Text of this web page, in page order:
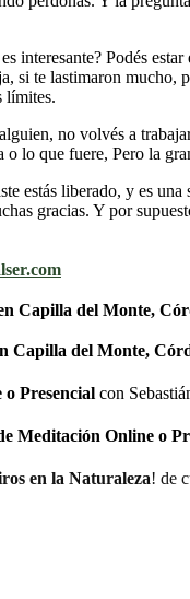
interesante? Podés
si te lastimaron
límites.
no volvés a
o lo que fuere, Pero la
estás liberado, y es
gracias. Y por
Capilla del Monte,
Capilla del Monte,
o Presencial con
Meditación Online o
en la Naturaleza! de